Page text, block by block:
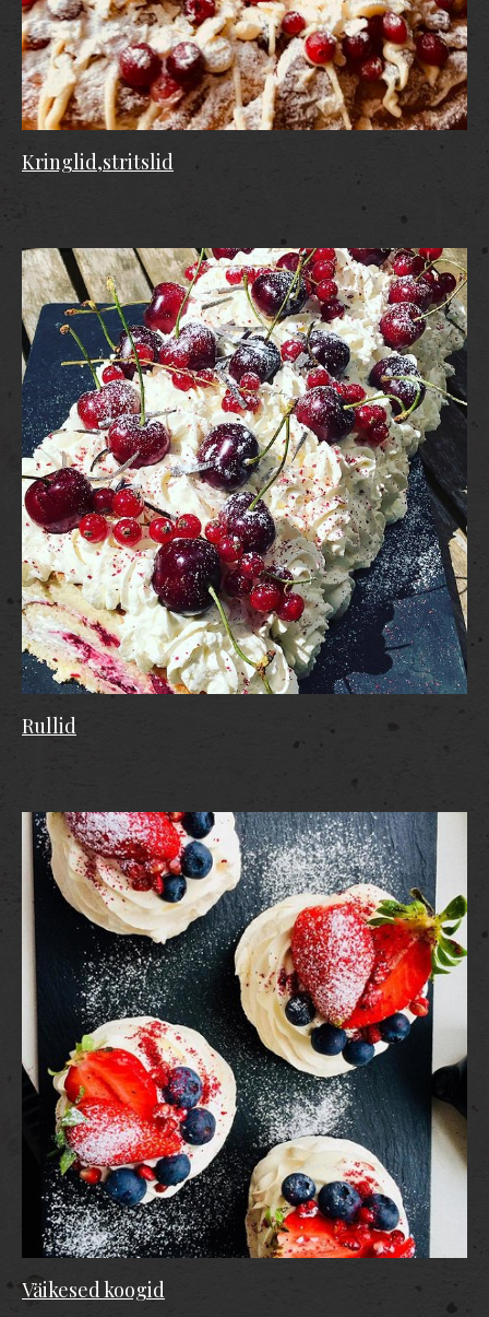
Kringlid,stritslid
Rullid
Väikesed koogid